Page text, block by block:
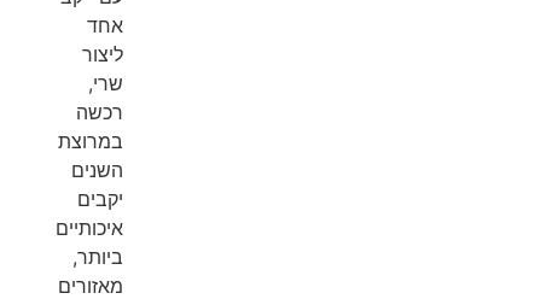
אחד
ליצור
שרי,
רכשה
במרוצת
השנים
יקבים
איכותיים
ביותר,
מאזורים